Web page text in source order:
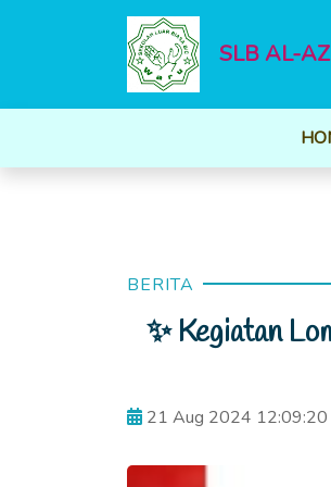
SLB AL-
BERITA
✨ Kegiatan
21 Aug 2024 12:09:20